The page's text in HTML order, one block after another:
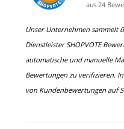
Unser Unternehmen sammelt
Dienstleister SHOPVOTE
automatische und manuelle
Bewertungen zu verifizieren.
von Kundenbewertungen auf